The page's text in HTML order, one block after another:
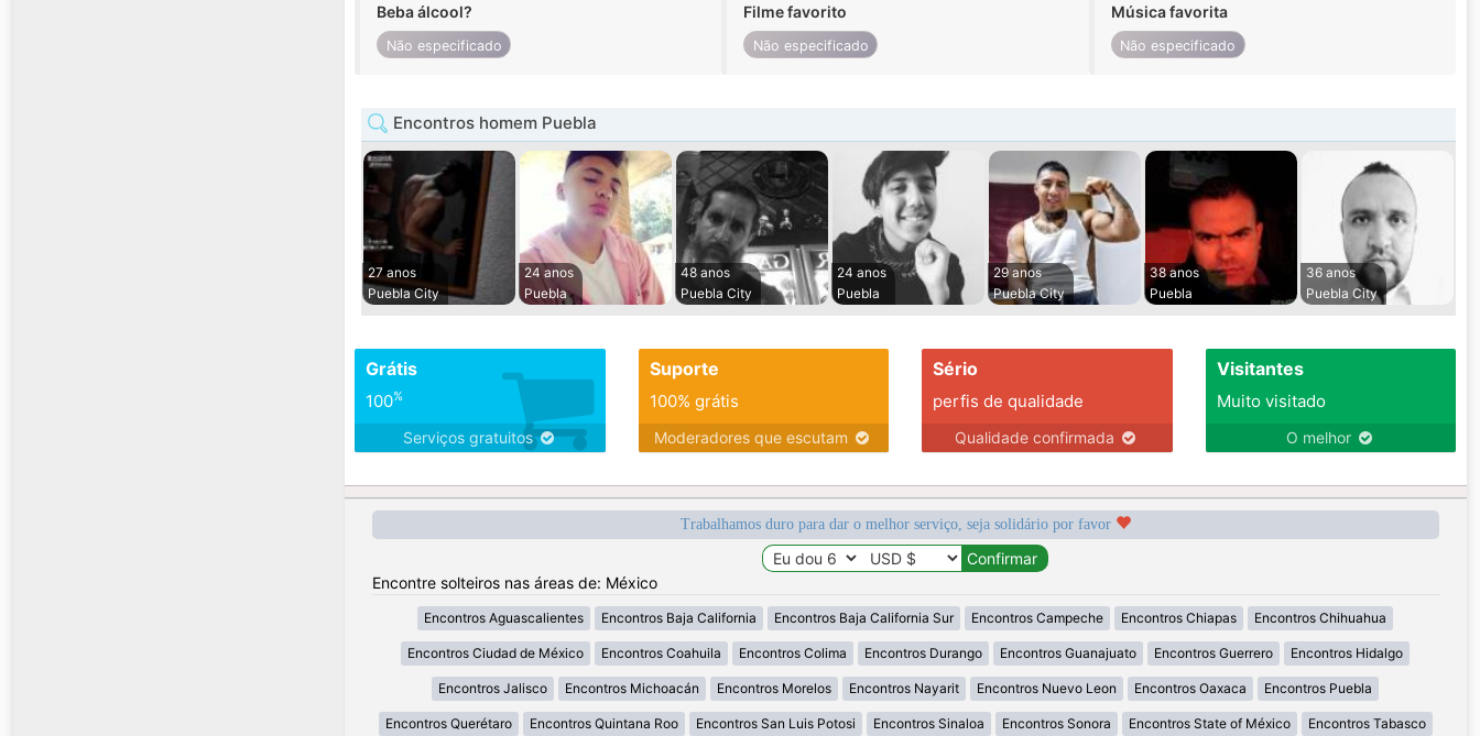
Beba álcool?
Não especificado
Filme favorito
Não especificado
Música favorita
Não especificado
Encontros homem Puebla
27 anos
Puebla City
24 anos
Puebla
48 anos
Puebla City
24 anos
Puebla
29 anos
Puebla City
38 anos
Puebla
36 anos
Puebla City
Grátis
100%
Serviços gratuitos
Suporte
100% grátis
Moderadores que escutam
Sério
perfis de qualidade
Qualidade confirmada
Visitantes
Muito visitado
O melhor
Trabalhamos duro para dar o melhor serviço, seja solidário por favor
Encontre solteiros nas áreas de: México
Encontros Aguascalientes Encontros Baja California Encontros Baja California Sur Encontros Campeche Encontros Chiapas Encontros Chihuahua
Encontros Ciudad de México Encontros Coahuila Encontros Colima Encontros Durango Encontros Guanajuato Encontros Guerrero Encontros Hidalgo
Encontros Jalisco Encontros Michoacán Encontros Morelos Encontros Nayarit Encontros Nuevo Leon Encontros Oaxaca Encontros Puebla
Encontros Querétaro Encontros Quintana Roo Encontros San Luis Potosi Encontros Sinaloa Encontros Sonora Encontros State of México Encontros Tabasco